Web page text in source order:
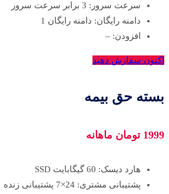
سرعت سرور: 3 برابر سرعت سرور
دامنه رایگان: دامنه رایگان 1
افزودن: –
اکنون سفارش دهید
بسته حق بیمه
1999 تومان ماهانه
هارد دیسک: 60 گیگابایت SSD
پشتیبانی مشتری: 24×7 پشتیبانی زنده